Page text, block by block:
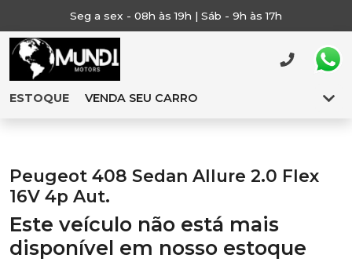
Seg a sex - 08h às 19h | Sáb - 9h às 17h
ESTOQUE VENDA SEU CARRO
Peugeot 408 Sedan Allure 2.0 Flex
16V 4p Aut.
Este veículo não está mais
disponível em nosso estoque